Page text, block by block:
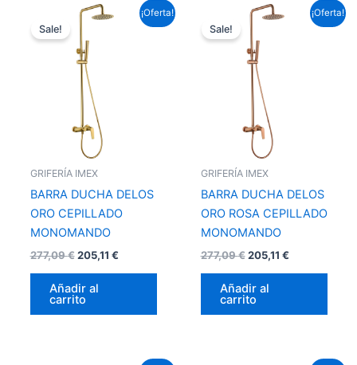
¡Oferta!
Sale!
GRIFERÍA IMEX
BARRA DUCHA DELOS
ORO CEPILLADO
MONOMANDO
277,09€
El
precio
era:
277,09 €.
205,11 €
precio
Añadir al
carrito
¡Oferta!
Sale!
GRIFERÍA IMEX
BARRA DUCHA DELOS
ORO ROSA CEPILLADO
MONOMANDO
277,09€
El
precio
era:
277,09 €.
205,11 €
precio
Añadir al
carrito